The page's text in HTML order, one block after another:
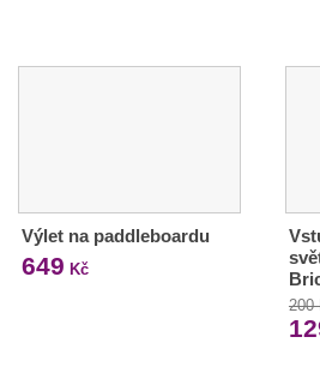
Výlet na paddleboardu
649 Kč
200